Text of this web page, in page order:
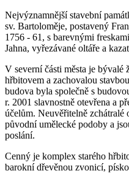
Nejvýznamnější stavební
sv. Bartoloměje, postavený
1756 - 61, s barevnými
Jahna, vyřezávané oltáře a
V severní části města je bývalé
hřbitovem a zachovalou
budova byla společně s
r. 2001 slavnostně otevřena a
účelům. Neuvěřitelně
původní umělecké podoby a
poslání.
Cenný je komplex starého
barokní dřevěnou zvonicí,